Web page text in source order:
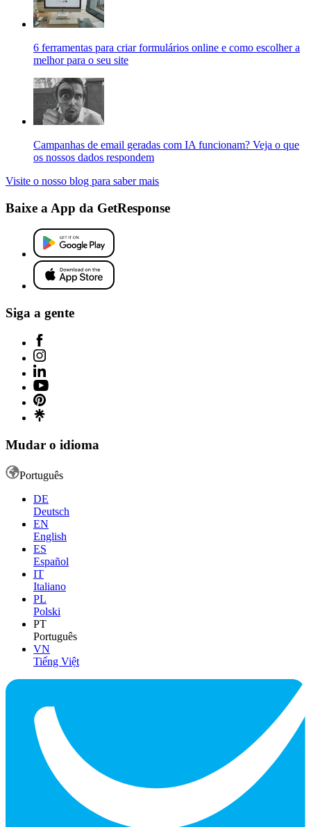
6 ferramentas para criar formulários online e como escolher a
melhor para o seu site
Campanhas de email geradas com IA funcionam? Veja o que
os nossos dados respondem
Visite o nosso blog para saber mais
Baixe a App da GetResponse
Siga a gente
Mudar o idioma
Português
DE
Deutsch
EN
English
ES
Español
IT
Italiano
PL
Polski
PT
Português
VN
Tiếng Việt